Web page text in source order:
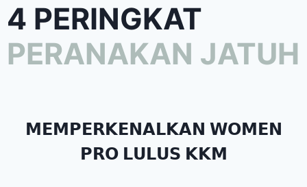
4 PERINGKAT
PERANAKAN JATUH
𝗠𝗘𝗠𝗣𝗘𝗥𝗞𝗘𝗡𝗔𝗟𝗞𝗔𝗡 𝗪𝗢𝗠𝗘𝗡
𝗣𝗥𝗢 𝗟𝗨𝗟𝗨𝗦 𝗞𝗞𝗠